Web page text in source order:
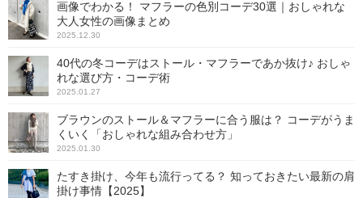
画像でわかる！ マフラーの色別コーデ30選｜おしゃれな
大人女性の画像まとめ
2025.12.30
40代の冬コーデはストール・マフラーであか抜け♪ おしゃ
れな選び方・コーデ術
2025.01.27
ブラウンのストール＆マフラーに合う服は？ コーデがうま
くいく「おしゃれな組み合わせ方」
2025.01.30
たすき掛け、今年も流行ってる？ 知っておきたい最新の肩
掛け事情【2025】